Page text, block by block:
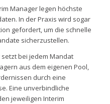
Manager legen höchste
In der Praxis wird sogar
gefordert, um die schnelle
sicherzustellen.
bei jedem Mandat
aus dem eigenen Pool,
durch eine
Eine unverbindliche
jeweiligen Interim